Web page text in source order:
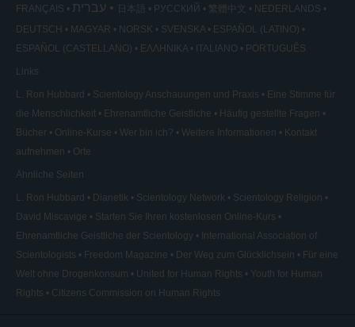
FRANÇAIS עברית 日本語 РУССКИЙ 繁體中文
NEDERLANDS
DEUTSCH
MAGYAR NORSK SVENSKA
ESPAÑOL (LATINO)
ESPAÑOL (CASTELLANO)
ΕΛΛΗΝΙΚA ITALIANO PORTUGUÊS
Links
L. Ron Hubbard Scientology Anschauungen und Praxis
Eine Stimme für
die Menschlichkeit
Ehrenamtliche Geistliche
Häufig gestellte Fragen
Bücher
Online-Kurse Wer bin ich? Weitere Informationen
Kontakt
aufnehmen
Orte
Ähnliche Seiten
L. Ron Hubbard Dianetik Scientology Network
Scientology Religion
David Miscavige
Starten Sie Ihren kostenlosen Online-Kurs
Ehrenamtliche Geistliche der Scientology
International Association of
Scientologists
Freedom Magazine Der Weg zum Glücklichsein
Für eine
Welt ohne Drogenkonsum
United for Human Rights
Youth for Human
Rights
Citizens Commission on Human Rights